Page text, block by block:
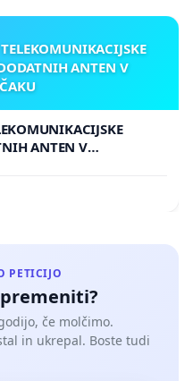
ANTEN V
ANTEN V
PETICIJO
če molčimo.
in ukrepal. Boste tudi